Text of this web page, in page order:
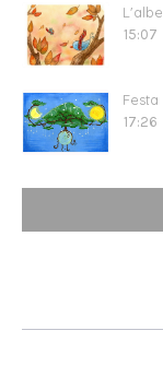
15:07
17:26